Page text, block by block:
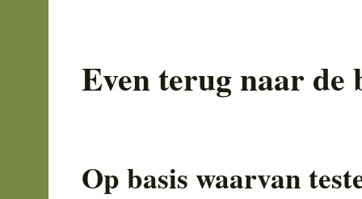
Even terug naar de
Op basis waarvan